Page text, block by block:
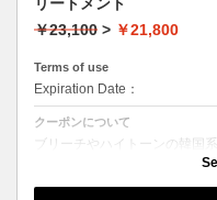
￥23,100 > ￥21,800
Terms of use
Expiration Date：
クーポンについて
ブリーチやハイトーンの韓国
女も夢中！全ての世代、髪質